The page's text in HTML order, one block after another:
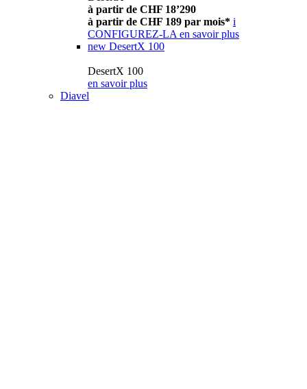
à partir de CHF 18’290
à partir de CHF 189 par mois* i
CONFIGUREZ-LA en savoir plus
new DesertX 100
DesertX 100
en savoir plus
Diavel